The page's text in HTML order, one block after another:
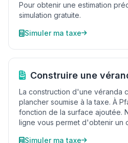
Pour obtenir une estimation
simulation gratuite.
Simuler ma taxe
Construire une
La construction d'une véranda
plancher soumise à la taxe. À
fonction de la surface ajoutée.
ligne vous permet d'obtenir un
Simuler ma taxe